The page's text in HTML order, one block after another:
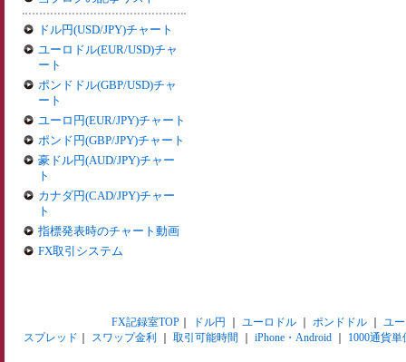
ドル円(USD/JPY)チャート
ユーロドル(EUR/USD)チャ
ート
ポンドドル(GBP/USD)チャ
ート
ユーロ円(EUR/JPY)チャート
ポンド円(GBP/JPY)チャート
豪ドル円(AUD/JPY)チャー
ト
カナダ円(CAD/JPY)チャー
ト
指標発表時のチャート動画
FX取引システム
FX記録室TOP｜ ドル円 ユーロドル｜ ポンドドル｜ ユ
スプレッド
スワップ金利 取引可能時間 iPhone・Android 1000通貨単